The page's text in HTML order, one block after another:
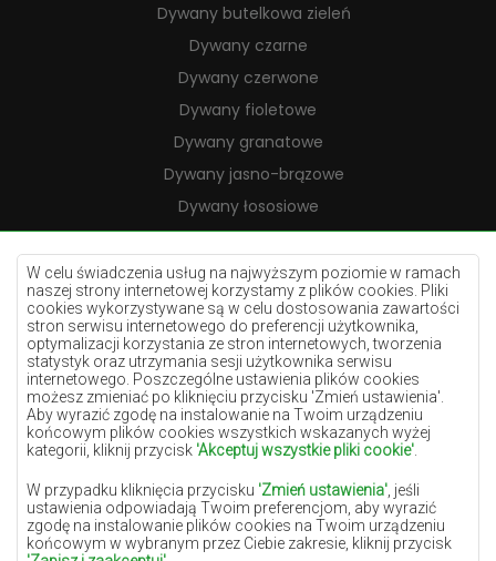
W celu świadczenia usług na najwyższym poziomie w ramach
naszej strony internetowej korzystamy z plików cookies. Pliki
cookies wykorzystywane są w celu dostosowania zawartości
stron serwisu internetowego do preferencji użytkownika,
optymalizacji korzystania ze stron internetowych, tworzenia
statystyk oraz utrzymania sesji użytkownika serwisu
internetowego. Poszczególne ustawienia plików cookies
możesz zmieniać po kliknięciu przycisku 'Zmień ustawienia'.
Aby wyrazić zgodę na instalowanie na Twoim urządzeniu
końcowym plików cookies wszystkich wskazanych wyżej
kategorii, kliknij przycisk 'Akceptuj wszystkie pliki cookie'
W przypadku kliknięcia przycisku 'Zmień ustawienia' , jeśli
ustawienia odpowiadają Twoim preferencjom, aby wyrazić
zgodę na instalowanie plików cookies na Twoim urządzeniu
końcowym w wybranym przez Ciebie zakresie, kliknij przycisk
Dywany butelkowa zieleń
Dywany czarne
Dywany czerwone
Dywany fioletowe
Dywany granatowe
Dywany jasno-brązowe
Dywany łososiowe
Dywany kremowe
Dywany lilac
Dywany żółte
Dywany miętowe
Dywany niebieskie
Dywany pomarańczowe
Dywany różowe
Dywany szare
Dywany terakota
Dywany zielone